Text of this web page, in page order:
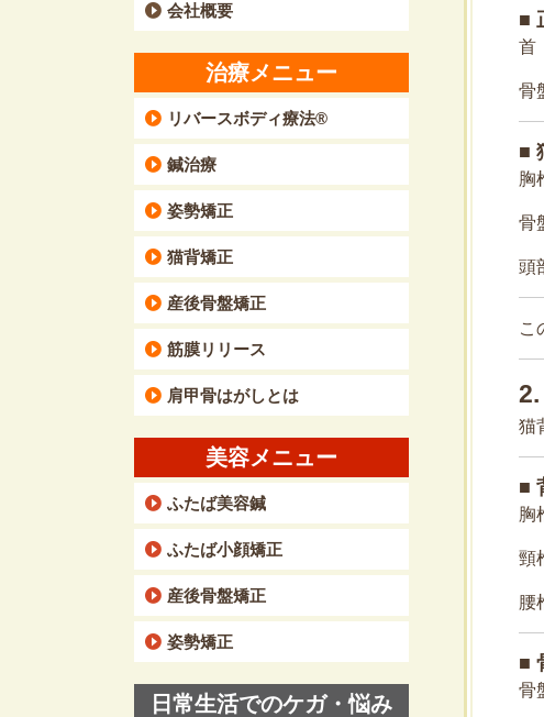
■
首
骨
■
胸
骨
頭
こ
猫
■
胸
頸
腰
■
骨
会社概要
治療メニュー
リバースボディ療法®
鍼治療
姿勢矯正
猫背矯正
産後骨盤矯正
筋膜リリース
肩甲骨はがしとは
美容メニュー
ふたば美容鍼
ふたば小顔矯正
産後骨盤矯正
姿勢矯正
日常生活でのケガ・悩み